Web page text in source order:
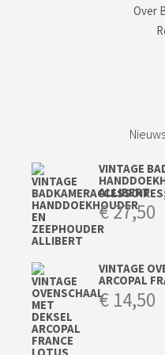
Over
VINTAGE
ALLIBERT
€27,50
VINTAGE
ARCOPAL
€ 14,50